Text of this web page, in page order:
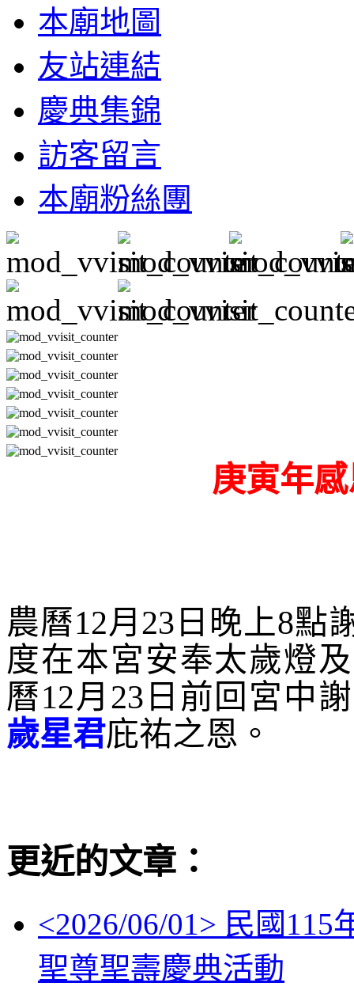
本廟地圖
友站連結
慶典集錦
訪客留言
本廟粉絲團
庚寅年
農曆12月 23 日晚上8點
度在本宮安奉太歲燈
曆12月 23 日前回宮中
歲星君庇祐之恩。
更近的文章：
<2026/06/01> 民國115
聖尊聖壽慶典活動